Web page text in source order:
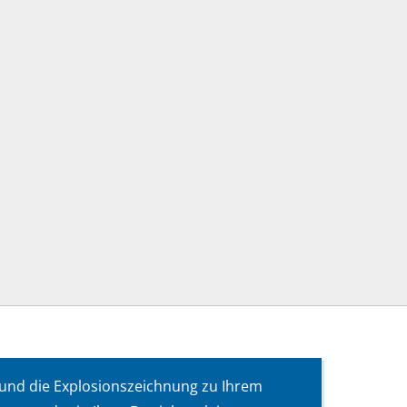
die Explosionszeichnung zu Ihrem